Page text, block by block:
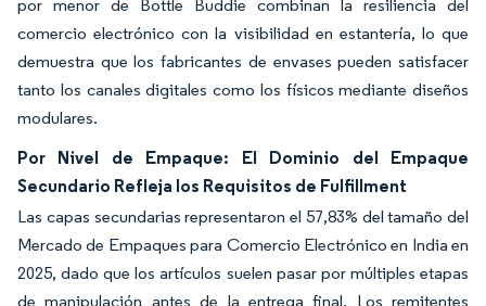
por menor de Bottle Buddie combinan la resiliencia del
comercio electrónico con la visibilidad en estantería, lo que
demuestra que los fabricantes de envases pueden satisfacer
tanto los canales digitales como los físicos mediante diseños
modulares.
Por Nivel de Empaque: El Dominio del Empaque
Secundario Refleja los Requisitos de Fulfillment
Las capas secundarias representaron el 57,83% del tamaño del
Mercado de Empaques para Comercio Electrónico en India en
2025, dado que los artículos suelen pasar por múltiples etapas
de manipulación antes de la entrega final. Los remitentes